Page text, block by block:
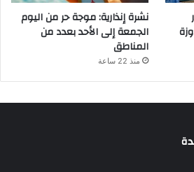
نشرة إنذارية: موجة حر من اليوم
الجمعة إلى الأحد بعدد من
المناطق
منذ 22 ساعة